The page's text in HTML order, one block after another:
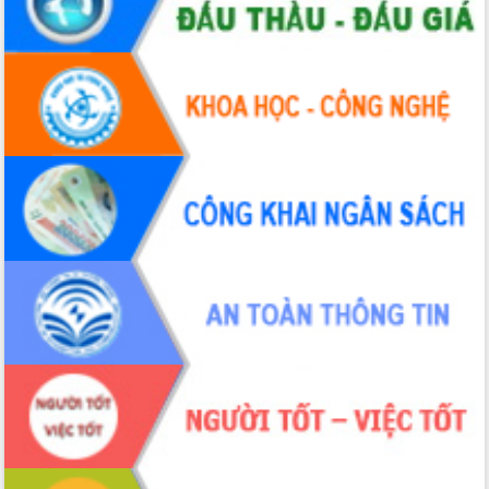
UBND tỉnh họp báo định kỳ tháng 4
năm 2026
Hội thảo khoa học “Giải pháp thúc đẩy
phát triển nền kinh tế xanh tại tỉnh
Đắk Lắk”
Tăng cường giám sát, đôn đốc thực
hiện nhiệm vụ quản lý tài sản công
hàng tuần
Tháo gỡ những vướng mắc, đẩy mạnh
công tác cải cách thủ tục hành chính
tại Trung tâm Phục vụ hành chính
công tỉnh
Đắk Lắk: Tôn vinh 46 giải pháp tại Hội
thi Sáng tạo Kỹ thuật 2024 - 2025
Đắk Lắk rà soát, điều chỉnh Đề án 190
về phát triển nuôi trồng thủy sản
Phó Chủ tịch UBND tỉnh Đắk Lắk
Trương Công Thái kiểm tra thực địa
Dự án cao tốc Khánh Hòa - Buôn Ma
Thuột